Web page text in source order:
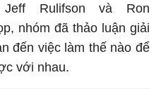
Jeff Rulifson và Ron
nhóm đã thảo luận giải
đến việc làm thế nào để
với nhau.